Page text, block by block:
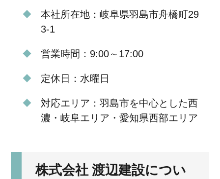
本社所在地：岐阜県羽島市舟橋町29
3-1
営業時間：9:00～17:00
定休日：水曜日
対応エリア：羽島市を中心とした西
濃・岐阜エリア・愛知県西部エリア
株式会社 渡辺建設につい